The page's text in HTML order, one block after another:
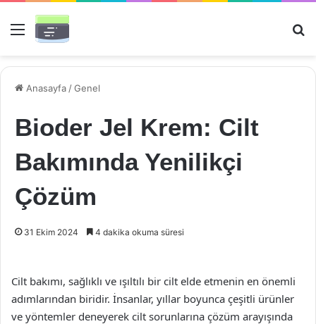
Menü
Anasayfa /Genel
Bioder Jel Krem: Cilt
Bakımında Yenilikçi
Çözüm
31 Ekim 2024 4 dakika okuma süresi
Cilt bakımı, sağlıklı ve ışıltılı bir cilt elde etmenin en önemli
adımlarından biridir. İnsanlar, yıllar boyunca çeşitli ürünler
ve yöntemler deneyerek cilt sorunlarına çözüm arayışında